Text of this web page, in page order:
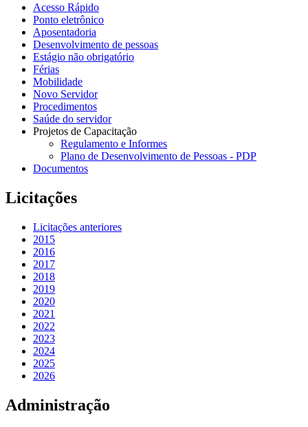
Acesso Rápido
Ponto eletrônico
Aposentadoria
Desenvolvimento de pessoas
Estágio não obrigatório
Férias
Mobilidade
Novo Servidor
Procedimentos
Saúde do servidor
Projetos de Capacitação
Regulamento e Informes
Plano de Desenvolvimento de Pessoas - PDP
Documentos
Licitações
Licitações anteriores
2015
2016
2017
2018
2019
2020
2021
2022
2023
2024
2025
2026
Administração